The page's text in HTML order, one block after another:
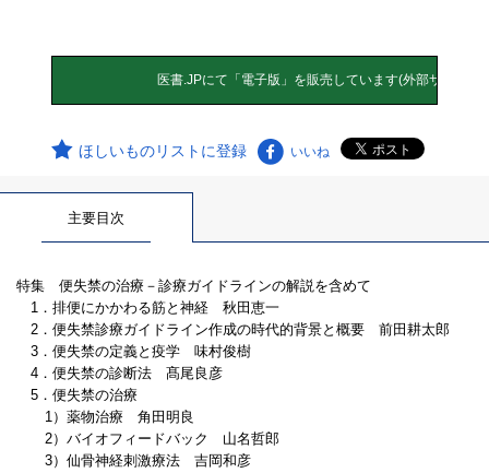
ほしいものリストに登録 いいね
主要目次
特集 便失禁の治療－診療ガイドラインの解説を含めて
1．排便にかかわる筋と神経 秋田恵一
2．便失禁診療ガイドライン作成の時代的背景と概要 前田耕太郎
3．便失禁の定義と疫学 味村俊樹
4．便失禁の診断法 髙尾良彦
5．便失禁の治療
1）薬物治療 角田明良
2）バイオフィードバック 山名哲郎
3）仙骨神経刺激療法 吉岡和彦